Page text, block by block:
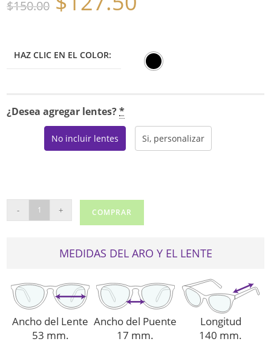
$150.00 precio
original
HAZ CLIC EN EL COLOR:
¿Desea agregar lentes?*
No incluir lentes Si, personalizar
PE00150
- + COMPRAR
MEDIDAS DEL ARO Y EL LENTE
Ancho del Lente
53 mm.
Ancho del Puente
17 mm.
Longitud
140 mm.